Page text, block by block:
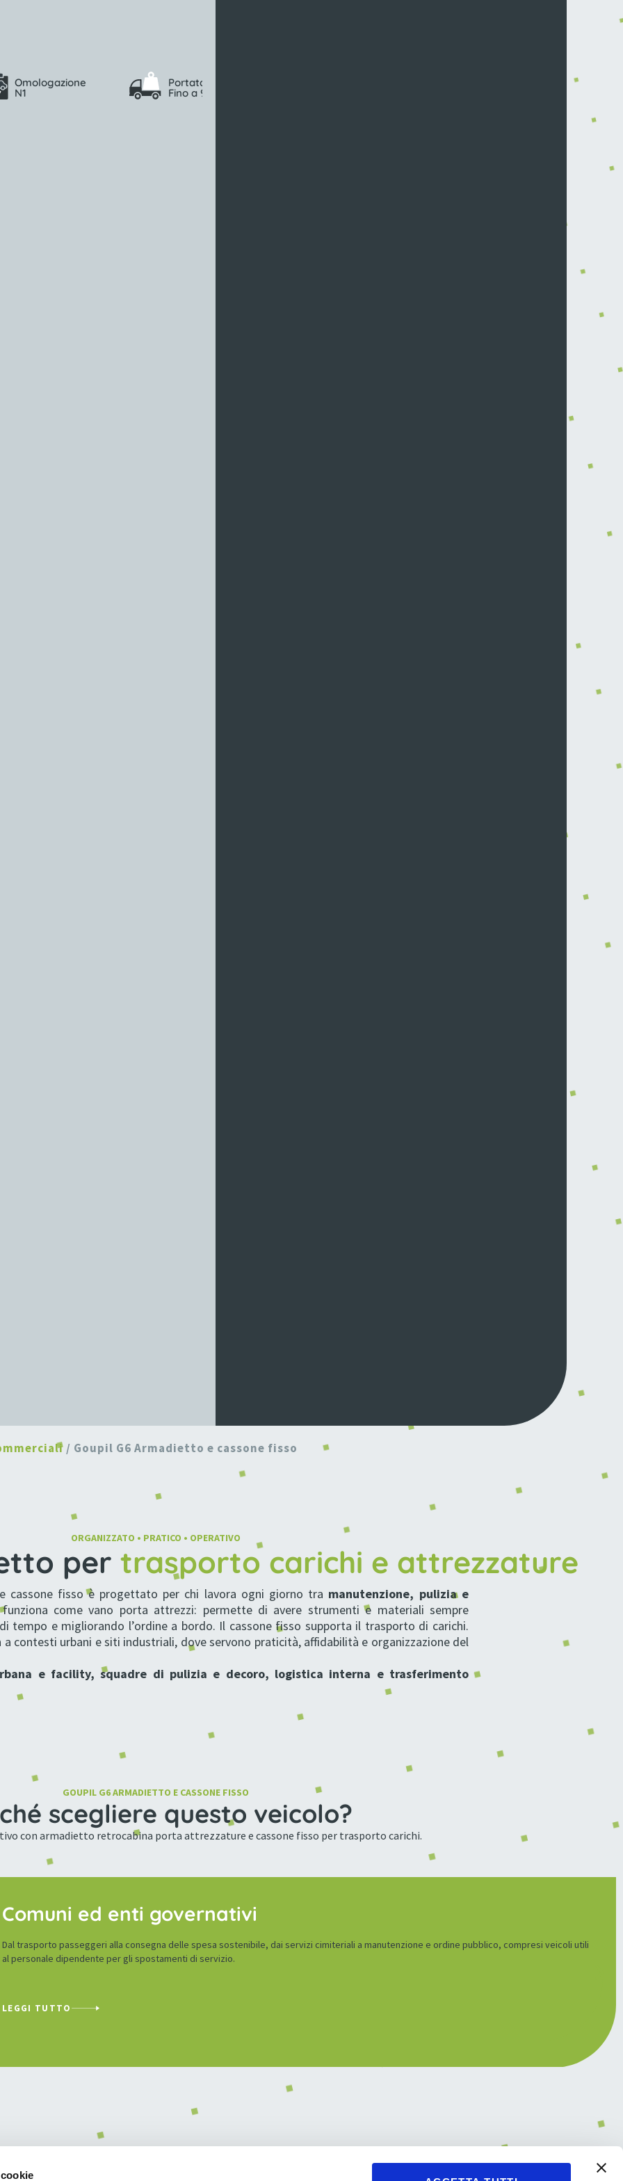
Omologazione
N1
Portata max
Fino a 907 (kg)
/ Goupil G6 Armadietto e cassone fisso
ORGANIZZATO • PRATICO • OPERATIVO
per trasporto carichi e attrezzature
cassone fisso è progettato per chi lavora ogni giorno tra manutenzione, pulizia e
come vano porta attrezzi: permette di avere strumenti e materiali sempre
tempo e migliorando l’ordine a bordo. Il cassone fisso supporta il trasporto di carichi.
contesti urbani e siti industriali, dove servono praticità, affidabilità e organizzazione del
e facility, squadre di pulizia e decoro, logistica interna e trasferimento
GOUPIL G6 ARMADIETTO E CASSONE FISSO
scegliere questo veicolo?
con armadietto retrocabina porta attrezzature e cassone fisso per trasporto carichi.
Comuni ed enti governativi
Dal trasporto passeggeri alla consegna delle spesa sostenibile, dai servizi cimiteriali a manutenzione e ordine pubblico, compresi veicoli utili
al personale dipendente per gli spostamenti di servizio.
LEGGI TUTTO